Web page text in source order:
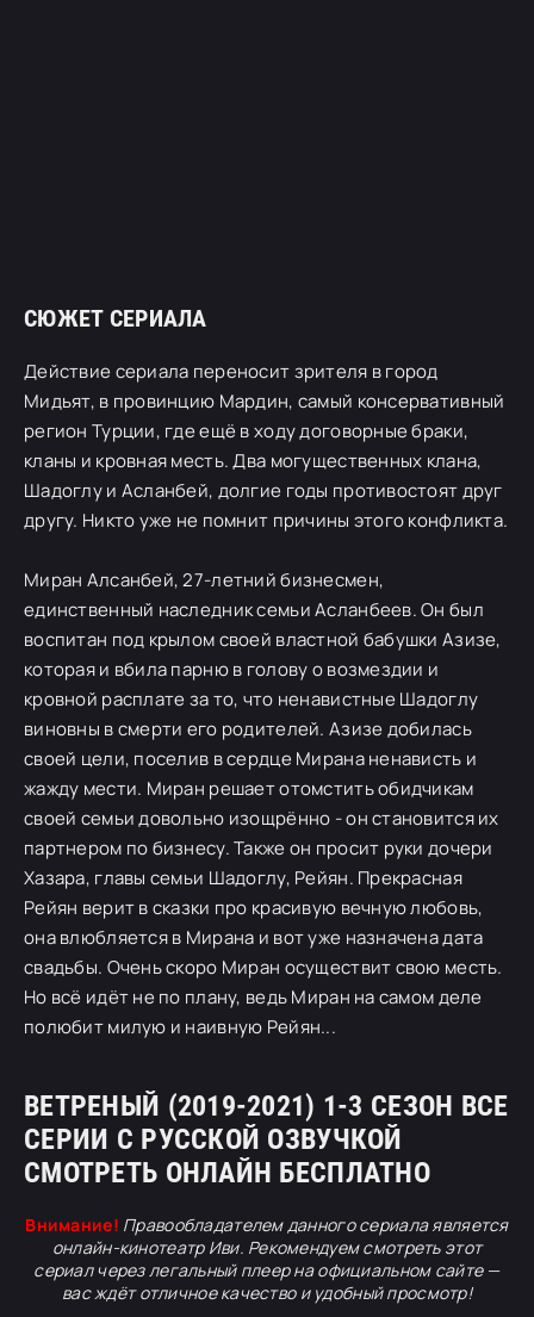
СЮЖЕТ СЕРИАЛА
Действие сериала переносит зрителя в город
Мидьят, в провинцию Мардин, самый консервативный
регион Турции, где ещё в ходу договорные браки,
кланы и кровная месть. Два могущественных клана,
Шадоглу и Асланбей, долгие годы противостоят друг
другу. Никто уже не помнит причины этого конфликта.
Миран Алсанбей, 27-летний бизнесмен,
единственный наследник семьи Асланбеев. Он был
воспитан под крылом своей властной бабушки Азизе,
которая и вбила парню в голову о возмездии и
кровной расплате за то, что ненавистные Шадоглу
виновны в смерти его родителей. Азизе добилась
своей цели, поселив в сердце Мирана ненависть и
жажду мести. Миран решает отомстить обидчикам
своей семьи довольно изощрённо - он становится их
партнером по бизнесу. Также он просит руки дочери
Хазара, главы семьи Шадоглу, Рейян. Прекрасная
Рейян верит в сказки про красивую вечную любовь,
она влюбляется в Мирана и вот уже назначена дата
свадьбы. Очень скоро Миран осуществит свою месть.
Но всё идёт не по плану, ведь Миран на самом деле
полюбит милую и наивную Рейян...
ВЕТРЕНЫЙ (2019-2021) 1-3 СЕЗОН ВСЕ
СЕРИИ С РУССКОЙ ОЗВУЧКОЙ
СМОТРЕТЬ ОНЛАЙН БЕСПЛАТНО
Внимание! Правообладателем данного сериала является
онлайн-кинотеатр Иви. Рекомендуем смотреть этот
сериал через легальный плеер на официальном сайте —
вас ждёт отличное качество и удобный просмотр!